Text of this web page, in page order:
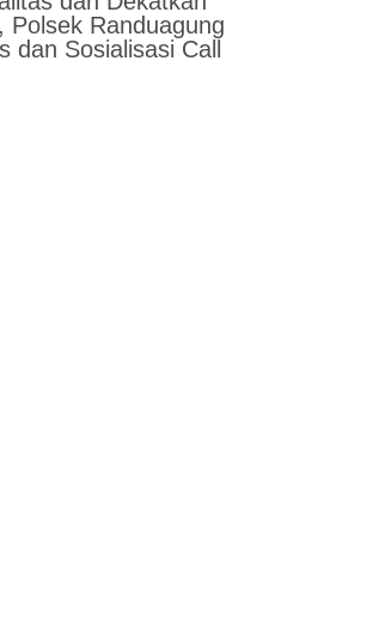
Polsek Randuagung
dan Sosialisasi Call